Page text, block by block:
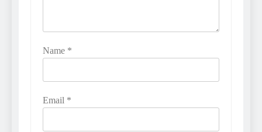
Name *
Email *